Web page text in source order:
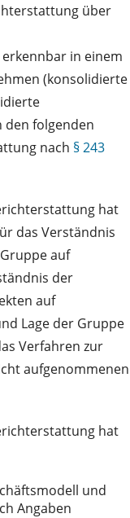
über
in einem
(konsolidierte
folgenden
nach § 243
hat
das Verständnis
auf
der
auf
Lage der Gruppe
Verfahren zur
aufgenommenen
hat
und
Angaben